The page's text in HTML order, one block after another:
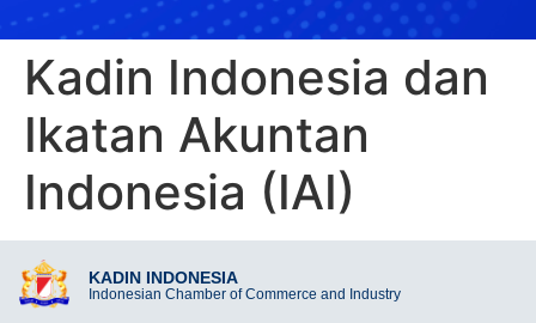
Kadin Indonesia dan
Ikatan Akuntan
Indonesia (IAI)
KADIN INDONESIA
Indonesian Chamber of Commerce and Industry